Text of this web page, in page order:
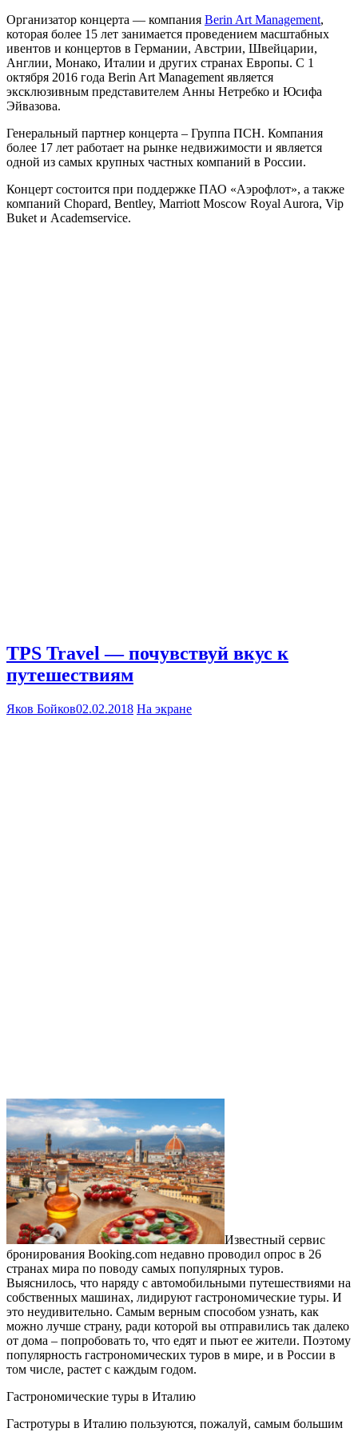
Организатор концерта — компания Berin Art Management,
которая более 15 лет занимается проведением масштабных
ивентов и концертов в Германии, Австрии, Швейцарии,
Англии, Монако, Италии и других странах Европы. С 1
октября 2016 года Berin Art Management является
эксклюзивным представителем Анны Нетребко и Юсифа
Эйвазова.
Генеральный партнер концерта – Группа ПСН. Компания
более 17 лет работает на рынке недвижимости и является
одной из самых крупных частных компаний в России.
Концерт состоится при поддержке ПАО «Аэрофлот», а также
компаний Chopard, Bentley, Marriott Moscow Royal Aurora, Vip
Buket и Academservice.
TPS Travel — почувствуй вкус к
путешествиям
Яков Бойков02.02.2018 На экране
Известный сервис
бронирования Booking.com недавно проводил опрос в 26
странах мира по поводу самых популярных туров.
Выяснилось, что наряду с автомобильными путешествиями на
собственных машинах, лидируют гастрономические туры. И
это неудивительно. Самым верным способом узнать, как
можно лучше страну, ради которой вы отправились так далеко
от дома – попробовать то, что едят и пьют ее жители. Поэтому
популярность гастрономических туров в мире, и в России в
том числе, растет с каждым годом.
Гастрономические туры в Италию
Гастротуры в Италию пользуются, пожалуй, самым большим